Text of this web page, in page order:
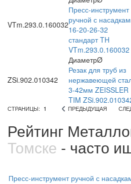
VTm.293.0.160032
Пресс-инструмент
ручной с
16-20-26-32
стандарт TH
VTm.293.0.160032
ZSi.902.010342
ДиаметрØ
Резак для труб из
нержавеющей
3-42мм ZEISSLER
TIM
СТРАНИЦЫ: 1 ПРЕДЫДУЩАЯ
Рейтинг
Томске - часто
Пресс-инструмент ручной с